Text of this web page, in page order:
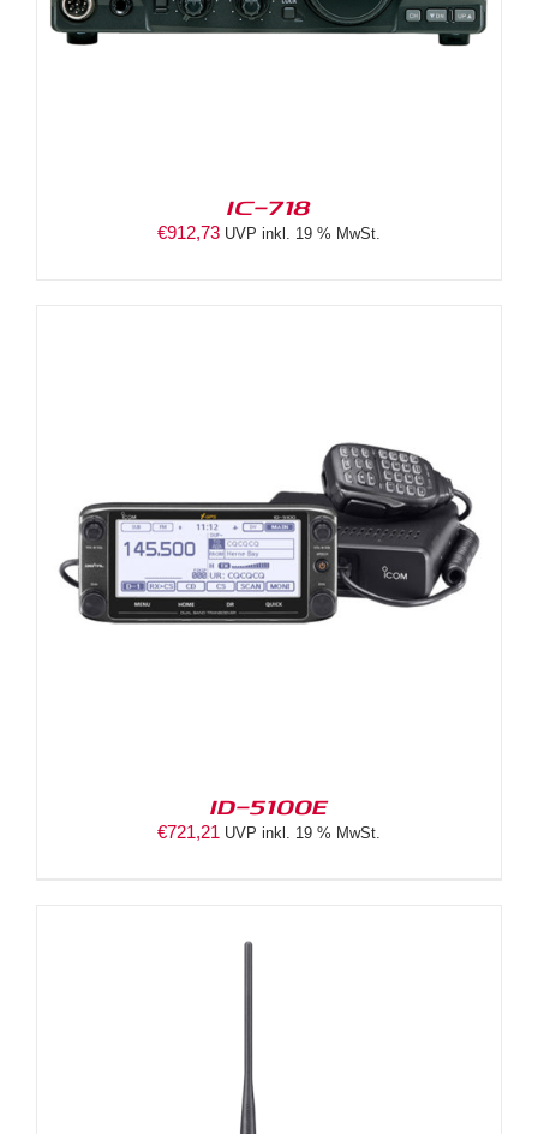
IC-718
€912,73 UVP inkl. 19 % MwSt.
ID-5100E
€721,21 UVP inkl. 19 % MwSt.